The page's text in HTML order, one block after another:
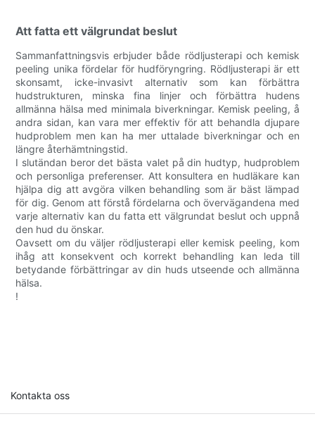
Att fatta ett välgrundat beslut
Sammanfattningsvis erbjuder både rödljusterapi och kemisk
peeling unika fördelar för hudföryngring. Rödljusterapi är ett
skonsamt, icke-invasivt alternativ som kan förbättra
hudstrukturen, minska fina linjer och förbättra hudens
allmänna hälsa med minimala biverkningar. Kemisk peeling, å
andra sidan, kan vara mer effektiv för att behandla djupare
hudproblem men kan ha mer uttalade biverkningar och en
längre återhämtningstid.
I slutändan beror det bästa valet på din hudtyp, hudproblem
och personliga preferenser. Att konsultera en hudläkare kan
hjälpa dig att avgöra vilken behandling som är bäst lämpad
för dig. Genom att förstå fördelarna och övervägandena med
varje alternativ kan du fatta ett välgrundat beslut och uppnå
den hud du önskar.
Oavsett om du väljer rödljusterapi eller kemisk peeling, kom
ihåg att konsekvent och korrekt behandling kan leda till
betydande förbättringar av din huds utseende och allmänna
hälsa.
!
Kontakta oss